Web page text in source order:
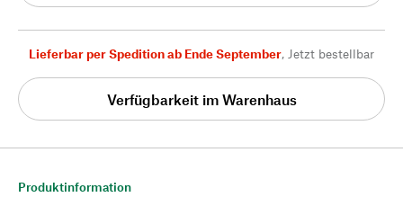
Lieferbar per Spedition ab Ende September, Jetzt bestellbar
Verfügbarkeit im Warenhaus
Produktinformation